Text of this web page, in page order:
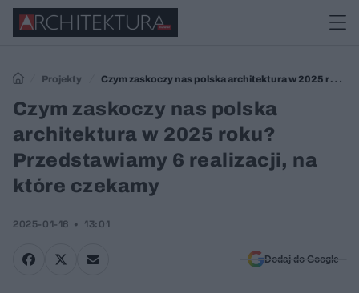
Projekty
Czym zaskoczy nas polska architektura w 2025 roku?
Przedstawiamy 6 realizacji, na które czekamy
Czym zaskoczy nas polska
architektura w 2025 roku?
Przedstawiamy 6 realizacji, na
które czekamy
2025-01-16 13:01
Dodaj do Google